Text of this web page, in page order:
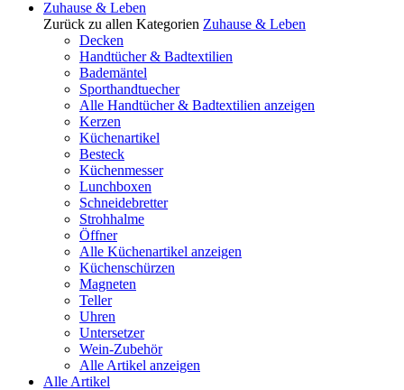
Zuhause & Leben
Zurück zu allen Kategorien Zuhause & Leben
Decken
Handtücher & Badtextilien
Bademäntel
Sporthandtuecher
Alle Handtücher & Badtextilien anzeigen
Kerzen
Küchenartikel
Besteck
Küchenmesser
Lunchboxen
Schneidebretter
Strohhalme
Öffner
Alle Küchenartikel anzeigen
Küchenschürzen
Magneten
Teller
Uhren
Untersetzer
Wein-Zubehör
Alle Artikel anzeigen
Alle Artikel